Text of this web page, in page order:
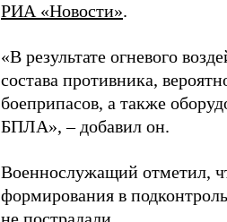
РИА «Новости».
«В результате огневого
состава противника,
боеприпасов, а также
БПЛА», – добавил он.
Военнослужащий отметил,
формирования в